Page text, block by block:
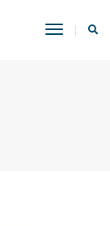
Toggle